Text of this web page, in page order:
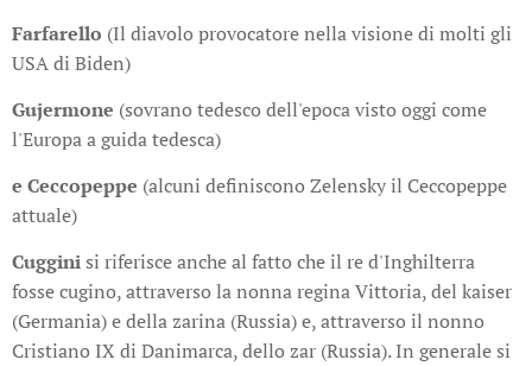
Farfarello (Il diavolo provocatore nella visione di molti gli
USA di Biden)
Gujermone (sovrano tedesco dell'epoca visto oggi come
l'Europa a guida tedesca)
e Ceccopeppe (alcuni definiscono Zelensky il Ceccopeppe
attuale)
Cuggini si riferisce anche al fatto che il re d'Inghilterra
fosse cugino, attraverso la nonna regina Vittoria, del kaiser
(Germania) e della zarina (Russia) e, attraverso il nonno
Cristiano IX di Danimarca, dello zar (Russia). In generale si